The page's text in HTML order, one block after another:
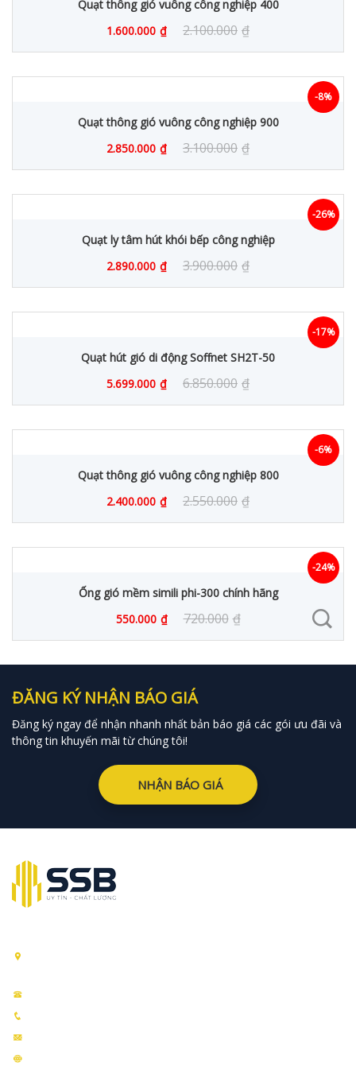
Quạt thông gió vuông công nghiệp 400
1.600.000 ₫ 2.100.000 ₫
Quạt thông gió vuông công nghiệp 900
2.850.000 ₫ 3.100.000 ₫
-8%
Quạt ly tâm hút khói bếp công nghiệp
2.890.000 ₫ 3.900.000 ₫
-26%
Quạt hút gió di động Soffnet SH2T-50
5.699.000 ₫ 6.850.000 ₫
-17%
Quạt thông gió vuông công nghiệp 800
2.400.000 ₫ 2.550.000 ₫
-6%
Ống gió mềm simili phi-300 chính hãng
550.000 ₫ 720.000 ₫
-24%
ĐĂNG KÝ NHẬN BÁO GIÁ
Đăng ký ngay để nhận nhanh nhất bản báo giá các gói ưu đãi và
thông tin khuyến mãi từ chúng tôi!
NHẬN BÁO GIÁ